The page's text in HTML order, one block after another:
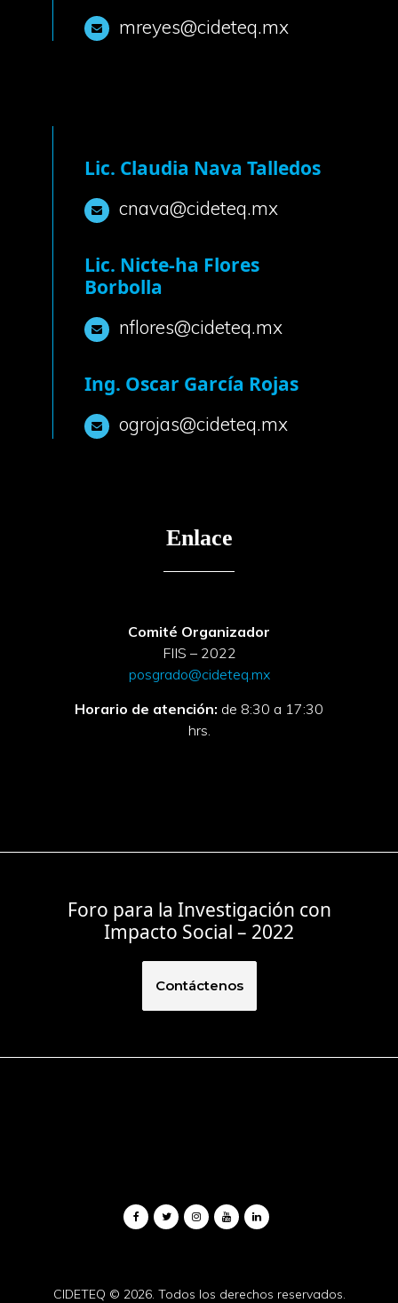
mreyes@cideteq.mx
Lic. Claudia Nava Talledos
cnava@cideteq.mx
Lic. Nicte-ha Flores
Borbolla
nflores@cideteq.mx
Ing. Oscar García Rojas
ogrojas@cideteq.mx
Enlace
Comité Organizador
FIIS – 2022
posgrado@cideteq.mx
Horario de atención: de 8:30 a 17:30
hrs.
Foro para la Investigación con
Impacto Social – 2022
Contáctenos
CIDETEQ © 2026. Todos los derechos reservados.